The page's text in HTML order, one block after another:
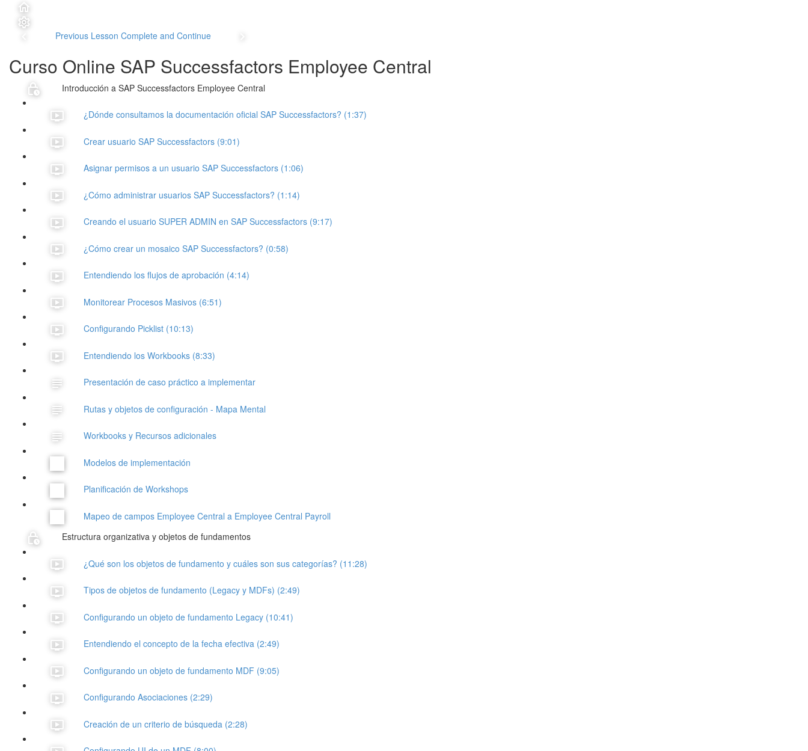
Previous Lesson Complete and Continue
Curso Online SAP Successfactors Employee Central
Introducción a SAP Successfactors Employee Central
¿Dónde consultamos la documentación oficial SAP Successfactors? (1:37)
Crear usuario SAP Successfactors (9:01)
Asignar permisos a un usuario SAP Successfactors (1:06)
¿Cómo administrar usuarios SAP Successfactors? (1:14)
Creando el usuario SUPER ADMIN en SAP Successfactors (9:17)
¿Cómo crear un mosaico SAP Successfactors? (0:58)
Entendiendo los flujos de aprobación (4:14)
Monitorear Procesos Masivos (6:51)
Configurando Picklist (10:13)
Entendiendo los Workbooks (8:33)
Presentación de caso práctico a implementar
Rutas y objetos de configuración - Mapa Mental
Workbooks y Recursos adicionales
Modelos de implementación
Planificación de Workshops
Mapeo de campos Employee Central a Employee Central Payroll
Estructura organizativa y objetos de fundamentos
¿Qué son los objetos de fundamento y cuáles son sus categorías? (11:28)
Tipos de objetos de fundamento (Legacy y MDFs) (2:49)
Configurando un objeto de fundamento Legacy (10:41)
Entendiendo el concepto de la fecha efectiva (2:49)
Configurando un objeto de fundamento MDF (9:05)
Configurando Asociaciones (2:29)
Creación de un criterio de búsqueda (2:28)